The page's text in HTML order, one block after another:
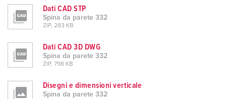
Dati CAD STP
Spina da parete 332
ZIP, 283 KB
Dati CAD 3D DWG
Spina da parete 332
ZIP, 798 KB
Disegni e dimensioni verticale
Spina da parete 332